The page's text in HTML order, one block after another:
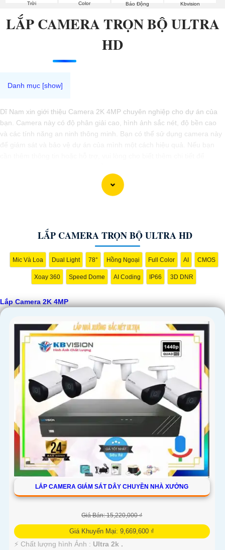
Trời
Color
Báo Động
Kbvision
LẮP CAMERA TRỌN BỘ ULTRA
HD
Dĩ Nam xin giới thiệu Camera 2K 4MP chuyên nghiệp cho dự án của
bạn. Camera này có độ phân giải cao, hình ảnh sắc nét, độ bền cao
và các tính năng an ninh thông minh. Bạn có thể sử dụng camera này
LẮP CAMERA TRỌN BỘ ULTRA HD
Mic Và Loa Dual Light 78° Hồng Ngoại Full Color AI CMOS
Xoay 360 Speed Dome AI Coding IP66 3D DNR
Lắp Camera 2K 4MP
LẮP CAMERA GIÁM SÁT DÂY CHUYỀN NHÀ XƯỞNG
Giá Bán: 15,220,000 ₫
Giá Khuyến Mại: 9,669,600 ₫
️⚡ Chất lượng hình Ảnh : Ultra 2k .